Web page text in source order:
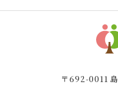
〒692-0011